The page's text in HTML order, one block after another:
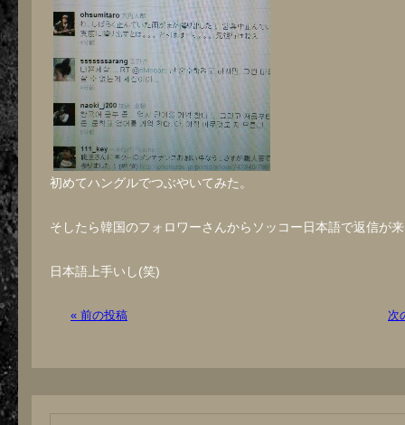
初めてハングルでつぶやいてみた。
そしたら韓国のフォロワーさんからソッコー日本語で返信が
日本語上手いし(笑)
« 前の投稿 次